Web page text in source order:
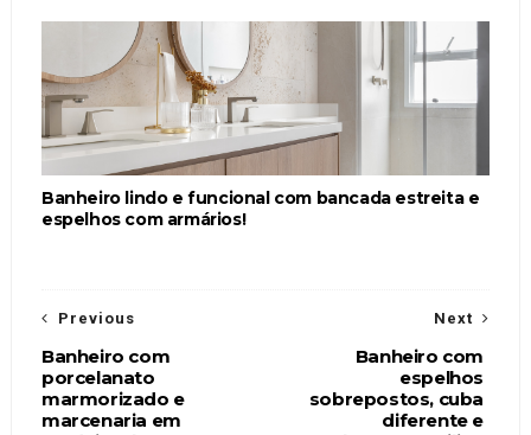
Banheiro lindo e funcional com bancada estreita e
espelhos com armários!
Next
Banheiro com
espelhos
sobrepostos, cuba
diferente e
Previous
Banheiro com
porcelanato
marmorizado e
marcenaria em